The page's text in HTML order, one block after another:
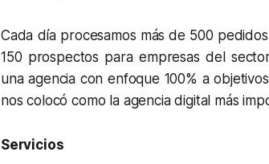
Cada día procesamos más de 500
150 prospectos para empresas del
una agencia con enfoque 100% a
nos colocó como la agencia digital más
Servicios